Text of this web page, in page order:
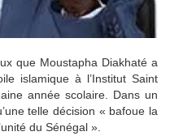
que Moustapha Diakhaté a
islamique à l’Institut Saint
année scolaire. Dans un
telle décision « bafoue la
du Sénégal ».